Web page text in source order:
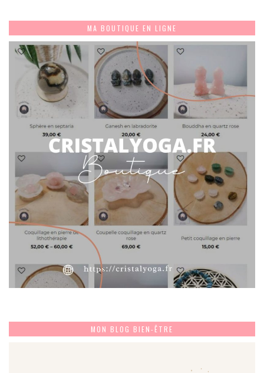
MA BOUTIQUE EN LIGNE
MON BLOG BIEN-ÊTRE